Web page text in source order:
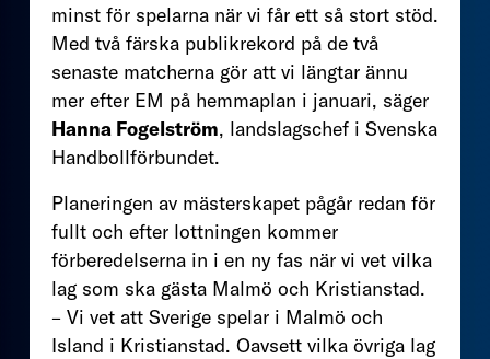
minst för spelarna när vi får ett så stort stöd.
Med två färska publikrekord på de två
senaste matcherna gör att vi längtar ännu
mer efter EM på hemmaplan i januari, säger
Hanna Fogelström, landslagschef i Svenska
Handbollförbundet.
Planeringen av mästerskapet pågår redan för
fullt och efter lottningen kommer
förberedelserna in i en ny fas när vi vet vilka
lag som ska gästa Malmö och Kristianstad.
– Vi vet att Sverige spelar i Malmö och
Island i Kristianstad. Oavsett vilka övriga lag